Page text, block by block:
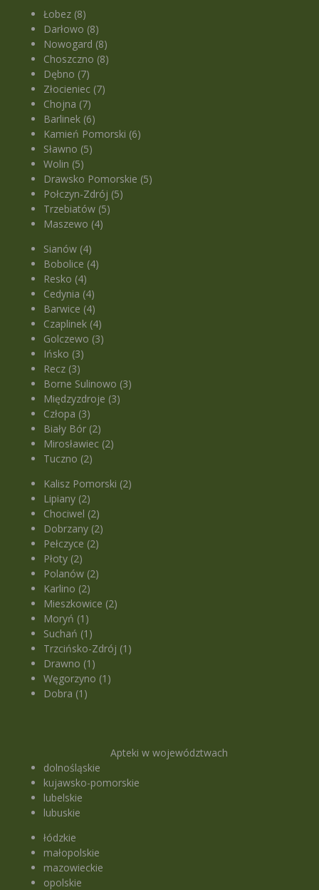
Łobez (8)
Darłowo (8)
Nowogard (8)
Choszczno (8)
Dębno (7)
Złocieniec (7)
Chojna (7)
Barlinek (6)
Kamień Pomorski (6)
Sławno (5)
Wolin (5)
Drawsko Pomorskie (5)
Połczyn-Zdrój (5)
Trzebiatów (5)
Maszewo (4)
Sianów (4)
Bobolice (4)
Resko (4)
Cedynia (4)
Barwice (4)
Czaplinek (4)
Golczewo (3)
Ińsko (3)
Recz (3)
Borne Sulinowo (3)
Międzyzdroje (3)
Człopa (3)
Biały Bór (2)
Mirosławiec (2)
Tuczno (2)
Kalisz Pomorski (2)
Lipiany (2)
Chociwel (2)
Dobrzany (2)
Pełczyce (2)
Płoty (2)
Polanów (2)
Karlino (2)
Mieszkowice (2)
Moryń (1)
Suchań (1)
Trzcińsko-Zdrój (1)
Drawno (1)
Węgorzyno (1)
Dobra (1)
Apteki w województwach
dolnośląskie
kujawsko-pomorskie
lubelskie
lubuskie
łódzkie
małopolskie
mazowieckie
opolskie